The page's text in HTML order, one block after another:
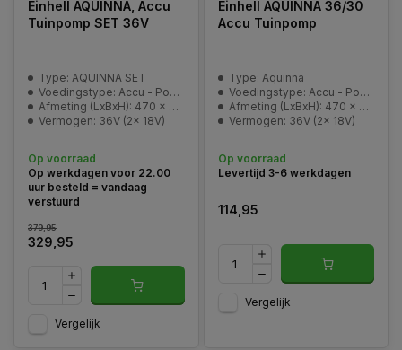
Einhell AQUINNA, Accu
Tuinpomp SET 36V
Type: AQUINNA SET
Voedingstype: Accu - Power-X-Change
Afmeting (LxBxH): 470 x 282 x 287 mm
Vermogen: 36V (2x 18V)
Op voorraad
Op werkdagen voor 22.00
uur besteld = vandaag
verstuurd
379,95
329,95
Vergelijk
Einhell AQUINNA 36/30
Accu Tuinpomp
Type: Aquinna
Voedingstype: Accu - Power-X-Change
Afmeting (LxBxH): 470 x 282 x 287 mm
Vermogen: 36V (2x 18V)
Op voorraad
Levertijd 3-6 werkdagen
114,95
Vergelijk